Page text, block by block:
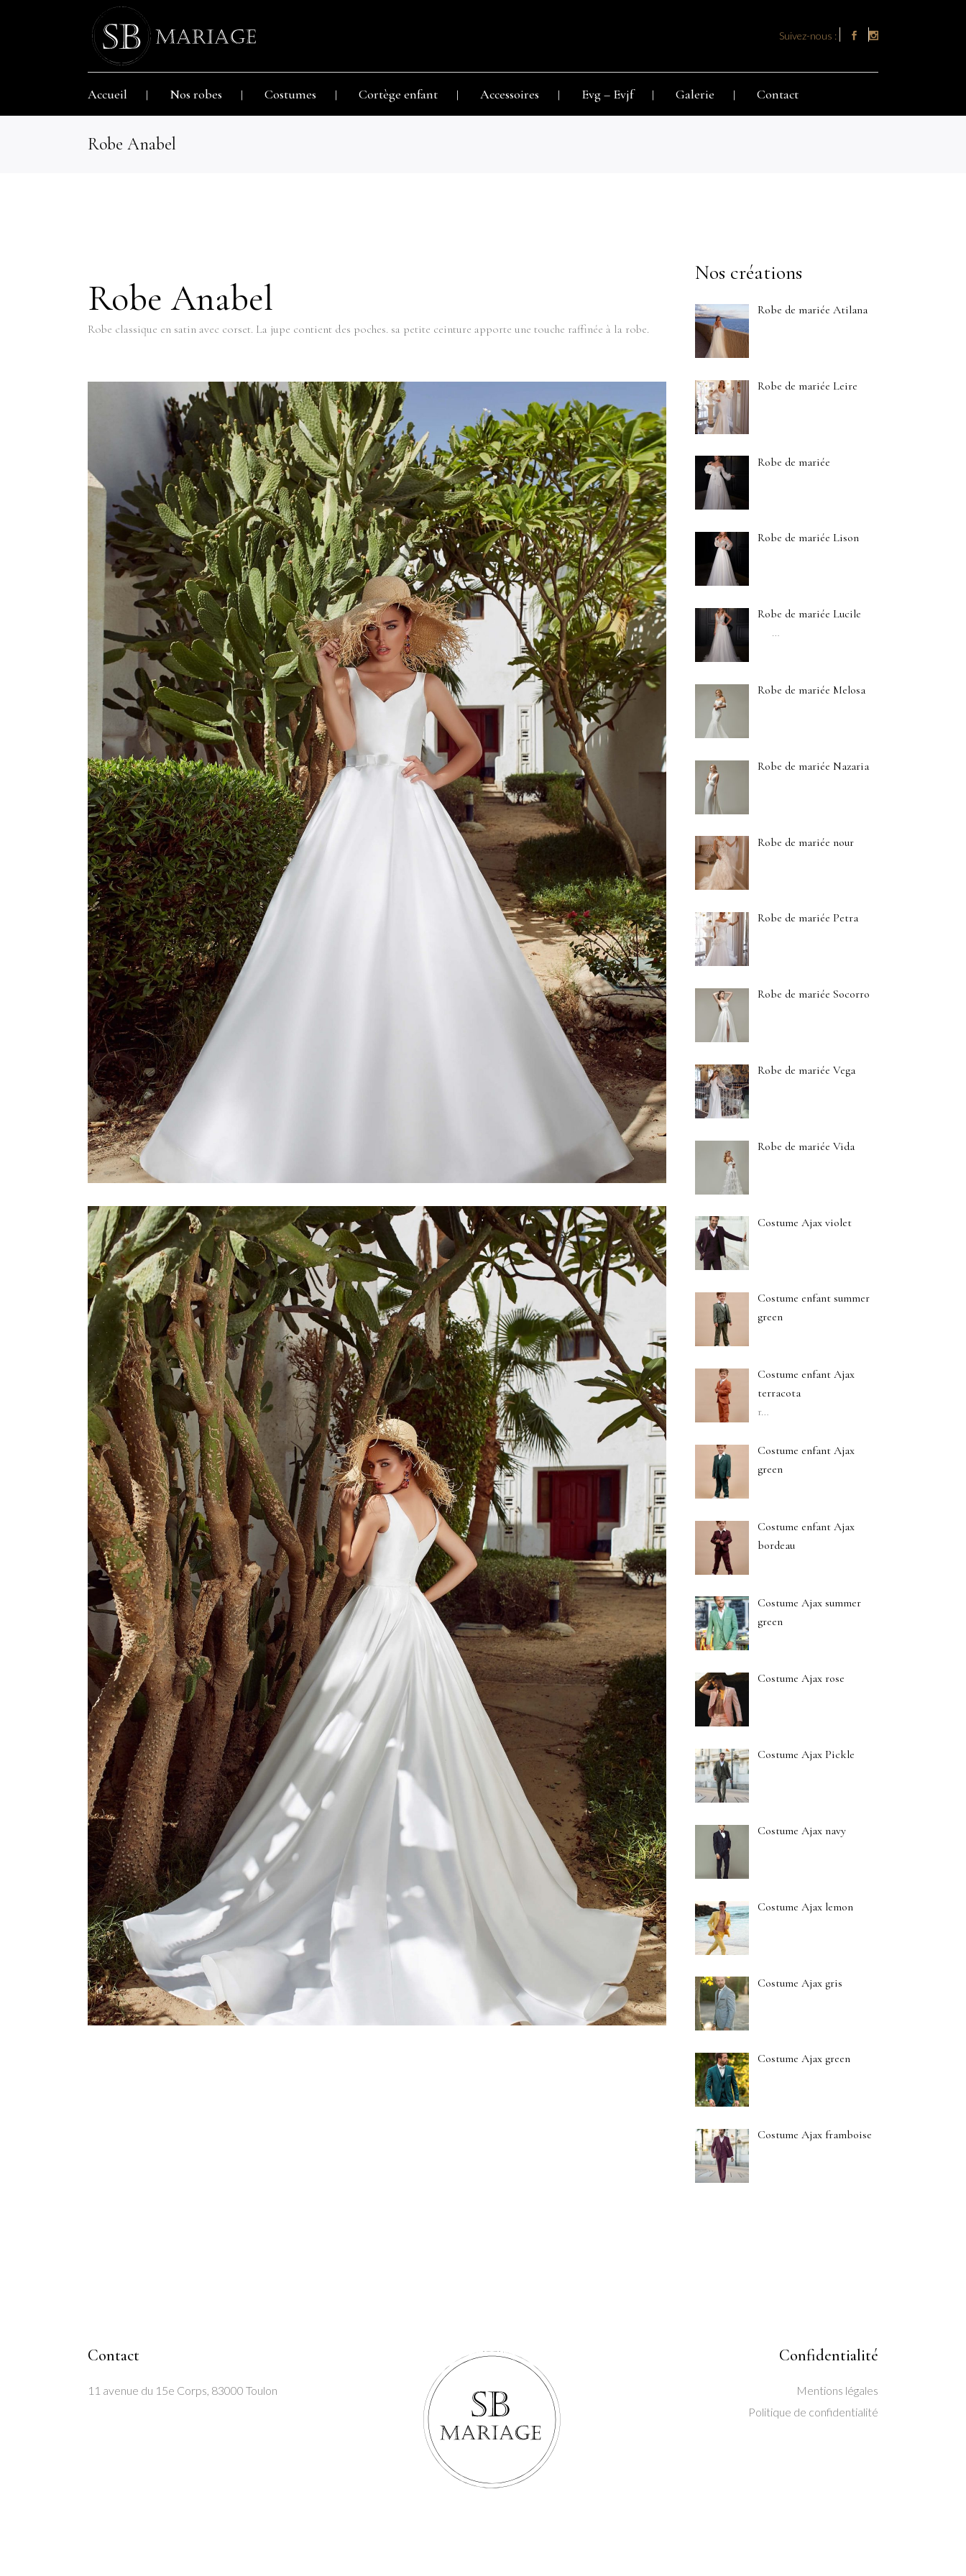
Suivez-nous :
Accueil Nos robes Costumes Cortège enfant Accessoires Evg – Evjf Galerie Contact
Robe Anabel
Robe Anabel
Robe classique en satin avec corset. La jupe contient des poches. sa petite ceinture apporte une touche raffinée à la robe.
Nos créations
Robe de mariée Atilana
Robe de mariée Leire
Robe de mariée
Robe de mariée Lison
Robe de mariée Lucile
…
Robe de mariée Melosa
Robe de mariée Nazaria
Robe de mariée nour
Robe de mariée Petra
Robe de mariée Socorro
Robe de mariée Vega
Robe de mariée Vida
Costume Ajax violet
Costume enfant summer
green
Costume enfant Ajax
terracota
r…
Costume enfant Ajax
green
Costume enfant Ajax
bordeau
Costume Ajax summer
green
Costume Ajax rose
Costume Ajax Pickle
Costume Ajax navy
Costume Ajax lemon
Costume Ajax gris
Costume Ajax green
Costume Ajax framboise
Contact
11 avenue du 15e Corps, 83000 Toulon
Confidentialité
Mentions légales
Politique de confidentialité